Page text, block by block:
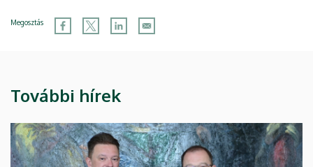
Megosztás
További hírek